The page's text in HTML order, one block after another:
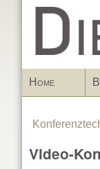
Home
You are
Video-